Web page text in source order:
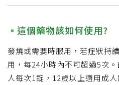
這個藥物該如何使用?
發燒或需要時服用，若症狀持
用，每24小時內不可超過5次
人每次1錠，12歲以上適用成人